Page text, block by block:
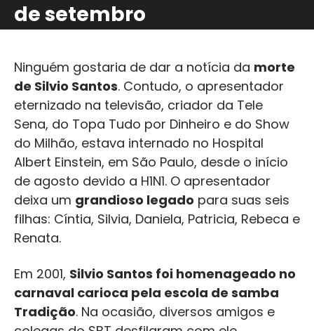
de setembro
Ninguém gostaria de dar a notícia da morte
de Silvio Santos. Contudo, o apresentador
eternizado na televisão, criador da Tele
Sena, do Topa Tudo por Dinheiro e do Show
do Milhão, estava internado no Hospital
Albert Einstein, em São Paulo, desde o início
de agosto devido a H1N1. O apresentador
deixa um grandioso legado para suas seis
filhas: Cíntia, Silvia, Daniela, Patricia, Rebeca e
Renata.
Em 2001, Silvio Santos foi homenageado no
carnaval carioca pela escola de samba
Tradição. Na ocasião, diversos amigos e